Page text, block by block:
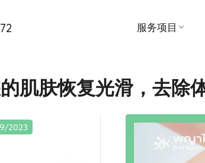
服务项目
预约
患者及访客指
套餐和促销
肌肤恢复光滑，去除
2023